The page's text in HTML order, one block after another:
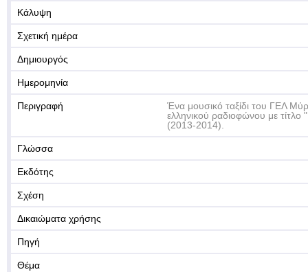
Κάλυψη
Σχετική ημέρα
Δημιουργός
Ημερομηνία
Περιγραφή
Ένα μουσικό ταξίδι του ΓΕΛ
ελληνικού ραδιοφώνου με
(2013-2014).
Γλώσσα
Εκδότης
Σχέση
Δικαιώματα χρήσης
Πηγή
Θέμα